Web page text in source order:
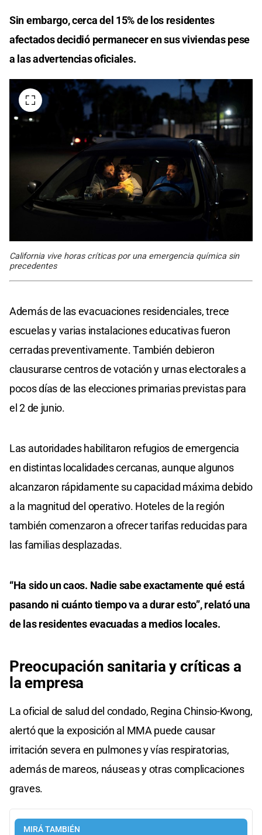
Sin embargo, cerca del 15% de los residentes
afectados decidió permanecer en sus viviendas pese
a las advertencias oficiales.
California vive horas críticas por una emergencia química sin
precedentes
Además de las evacuaciones residenciales, trece
escuelas y varias instalaciones educativas fueron
cerradas preventivamente. También debieron
clausurarse centros de votación y urnas electorales a
pocos días de las elecciones primarias previstas para
el 2 de junio.
Las autoridades habilitaron refugios de emergencia
en distintas localidades cercanas, aunque algunos
alcanzaron rápidamente su capacidad máxima debido
a la magnitud del operativo. Hoteles de la región
también comenzaron a ofrecer tarifas reducidas para
las familias desplazadas.
“Ha sido un caos. Nadie sabe exactamente qué está
pasando ni cuánto tiempo va a durar esto”, relató una
de las residentes evacuadas a medios locales.
Preocupación sanitaria y críticas a
la empresa
La oficial de salud del condado, Regina Chinsio-Kwong,
alertó que la exposición al MMA puede causar
irritación severa en pulmones y vías respiratorias,
además de mareos, náuseas y otras complicaciones
graves.
MIRÁ TAMBIÉN